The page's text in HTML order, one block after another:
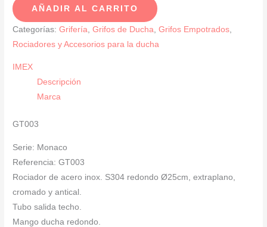
Ducha
Monomando
EMPOTRADO
SERIE
MONACO
cantidad
AÑADIR AL CARRITO
Categorías:Grifería ,Grifos de Ducha ,Grifos Empotrados
Rociadores y Accesorios para la ducha
IMEX
Descripción
Marca
GT003
Serie: Monaco
Referencia: GT003
Rociador de acero inox. S304 redondo Ø25cm, extraplano,
cromado y antical.
Tubo salida techo.
Mango ducha redondo.